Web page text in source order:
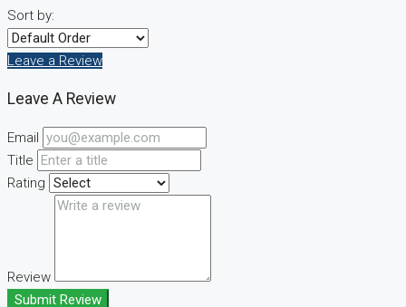
Sort by:
Leave a Review
Leave A Review
Email
Title
Rating
Review
Submit Review